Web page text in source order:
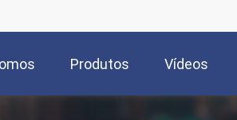
Produtos Vídeos